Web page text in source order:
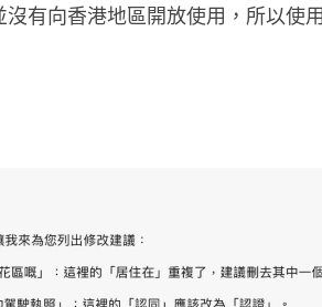
有向香港地區開放使用，所以使